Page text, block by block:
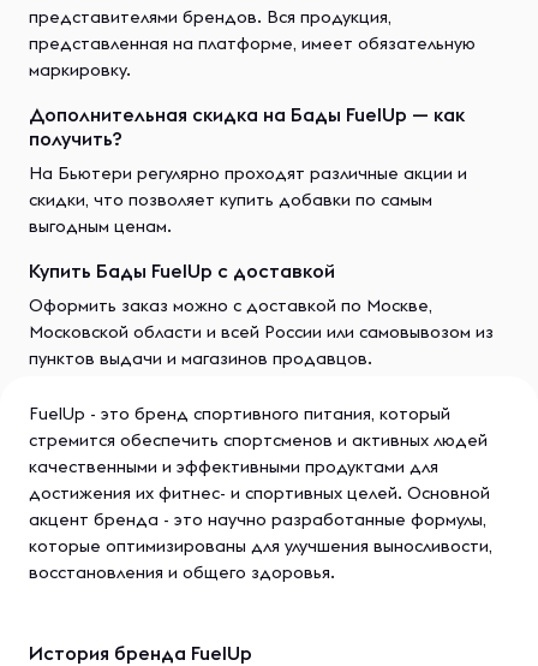
представителями брендов. Вся продукция,
представленная на платформе, имеет обязательную
маркировку.
Дополнительная скидка на Бады FuelUp — как
получить?
На Бьютери регулярно проходят различные акции и
скидки, что позволяет купить добавки по самым
выгодным ценам.
Купить Бады FuelUp с доставкой
Оформить заказ можно с доставкой по Москве,
Московской области и всей России или самовывозом из
пунктов выдачи и магазинов продавцов.
FuelUp - это бренд спортивного питания, который
стремится обеспечить спортсменов и активных людей
качественными и эффективными продуктами для
достижения их фитнес- и спортивных целей. Основной
акцент бренда - это научно разработанные формулы,
которые оптимизированы для улучшения выносливости,
восстановления и общего здоровья.
История бренда FuelUp